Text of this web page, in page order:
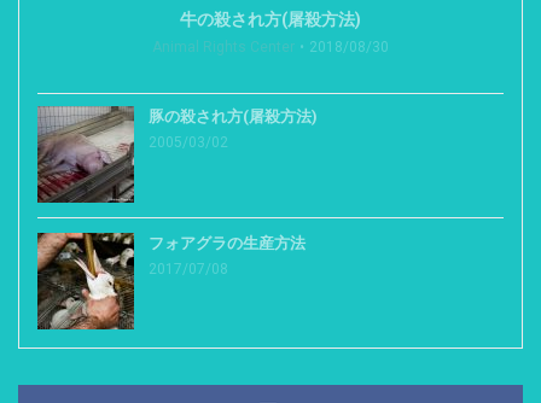
牛の殺され方(屠殺方法)
Animal Rights Center 2018/08/30
豚の殺され方(屠殺方法)
2005/03/02
フォアグラの生産方法
2017/07/08